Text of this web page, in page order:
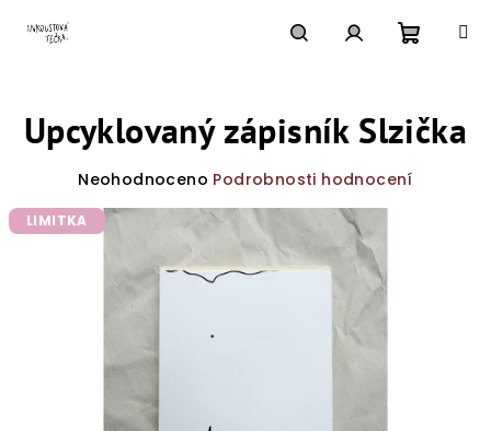
košík
Upcyklovaný zápisník Slzička
Průměrné
produktu
Neohodnoceno Podrobnosti hodnocení
LIMITKA